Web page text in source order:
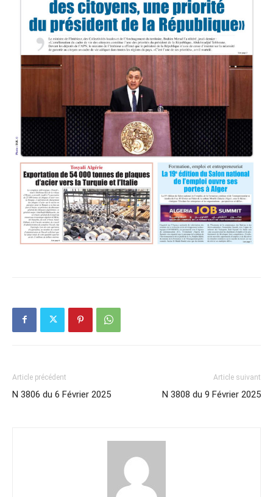
Article précédent
N 3806 du 6 Février 2025
Article suivant
N 3808 du 9 Février 2025